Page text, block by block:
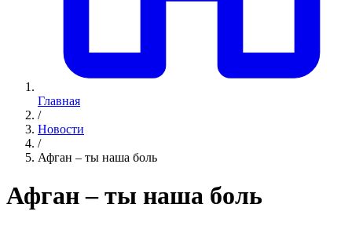
Главная
/
Новости
/
Афган – ты наша боль
Афган – ты наша боль